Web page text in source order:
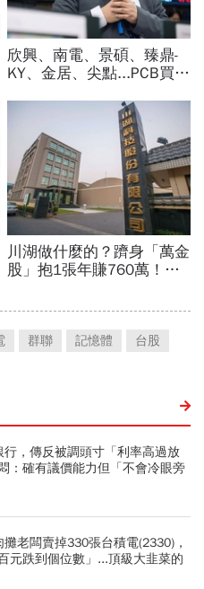
群聯 記憶體 台股
行，傳反被調頭寸「利率高過放
：確有議價能力但「不會冷眼旁
老闆賣掉330張台積電(2330)，
元跌到個位數」...頂級大韭菜的